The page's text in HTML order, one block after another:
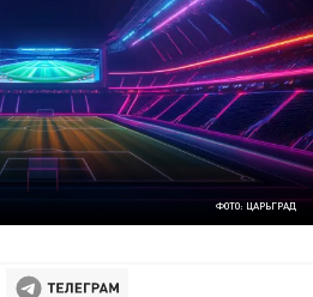
ФОТО: ЦАРЬГРАД